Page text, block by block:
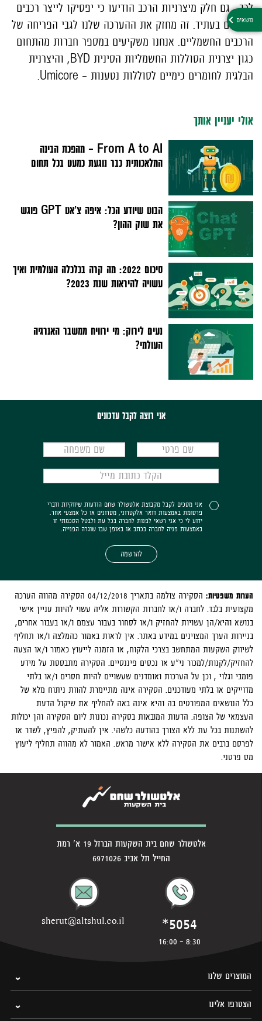
לכך. גם חלק מיצרניות הרכב הודיעו כי יפסיקו לייצר רכבים
מזהמים בעתיד. זה מחזק את ההערכה שלנו לגבי הפריחה של
הרכבים החשמליים. אנחנו משקיעים במספר חברות מהתחום
כגון יצרנית הסוללות החשמליות הסינית BYD, והיצרנית
הבלגית לחומרים כימיים לסוללות נטענות – Umicore
.
אולי יעניין אותך
From A to AI – מהפכת הבינה
המלאכותית כבר נוגעת כמעט בכל תחום
הבוט שיודע הכל: איפה צ'אט GPT פוגש
את שוק ההון?
סיכום 2022: מה קרה בכלכלה העולמית ואיך
עשויה להיראות שנת 2023?
נעים לירוק: מי ירוויח ממשבר האנרגיה
העולמי?
אני רוצה לקבל עדכונים
אני מסכים לקבל מקבוצת אלטשולר שחם הודעות שיווקיות ודברי
פרסומת באמצעות דואר אלקטרוני, מסרונים או כל אמצעי אחר.
ידוע לי כי אני רשאי לפנות לחברה בכל עת ולבטל הסכמתי זו
באמצעות פניה לחברה בכתב או באופן שבו שוגרה הפנייה.
להרשמה
הערות משפטיות:
הסקירה צולמה בתאריך 04/12/2018 הסקירה מהווה הערכה
מקצועית בלבד. לחברה ו/או לחברות הקשורות אליה עשוי להיות עניין אישי
בנושא והיא/הן עשויות להחזיק ו/או לסחור בעבור עצמם ו/או בעבור אחרים,
בניירות הערך המצוינים במידע באתר. אין לראות באמור כהמלצה ו/או תחליף
לשיווק השקעות המתחשב בצרכי הלקוח, או הזמנה לייעוץ כאמור ו/או הצעה
להחזיק/לקנות/למכור ני"ע או נכסים פיננסיים. הסקירה מתבססת על מידע
פומבי וגלוי , וכן על הערכות ואומדנים שעשויים להיות חסרים ו/או בלתי
מדוייקים או בלתי מעודכנים. הסקירה אינה מתיימרת להוות ניתוח מלא של
כלל הנושאים המפורטים בה והיא אינה באה להחליף את שיקול הדעת
העצמאי של הצופה. הדעות המובאות בסקירה נכונות ליום הסקירה והן יכולות
להשתנות בכל עת ללא הצורך בהודעה כלשהי. אין להעתיק, להפיץ, לשדר או
לפרסם ברבים את הסקירה ללא אישור מראש. האמור לא מהווה תחליף ליעוץ
מס פרטני.
אלטשולר שחם בית השקעות הברזל 19 א' רמת
החייל תל אביב 6971026
*5054
8:30 - 16:00
sherut@altshul.co.il
המוצרים שלנו
הצטרפו אלינו